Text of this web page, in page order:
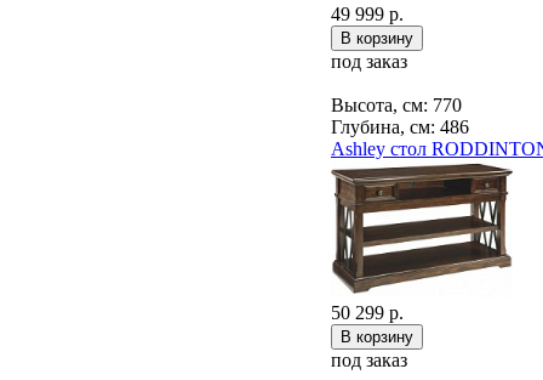
49 999 р.
под заказ
Высота, см: 770
Глубина, см: 486
Ashley стол
50 299 р.
под заказ